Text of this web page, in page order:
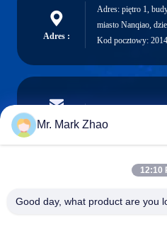
Adres :
Adres: piętro 1,
miasto Nanqiao,
Kod pocztowy:
E-mail
Telefon:
Mr. Mark Zhao
12:10
Good day, what product are you